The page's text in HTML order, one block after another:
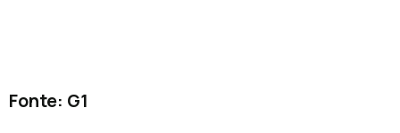
Fonte: G1